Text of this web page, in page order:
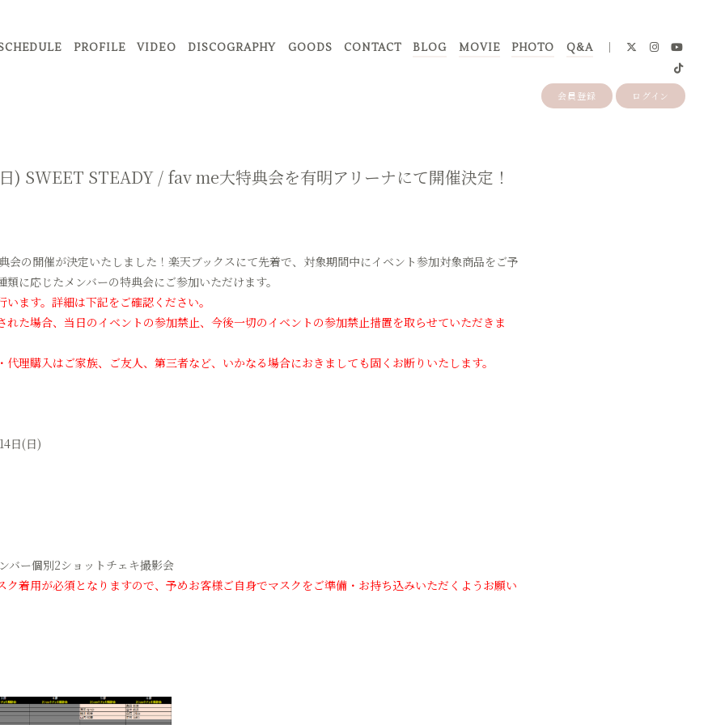
PROFILE VIDEO DISCOGRAPHY GOODS CONTACT BLOG MOVIE PHOTO Q&A
会員登録 ログイン
) SWEET STEADY / fav me大特典会を有明アリーナにて開催決定！
の開催が決定いたしました！楽天ブックスにて先着で、対象期間中にイベント参加対象商品をご予
に応じたメンバーの特典会にご参加いただけます。
ます。詳細は下記をご確認ください。
た場合、当日のイベントの参加禁止、今後一切のイベントの参加禁止措置を取らせていただきま
理購入はご家族、ご友人、第三者など、いかなる場合におきましても固くお断りいたします。
日(日)
ー個別2ショットチェキ撮影会
着用が必須となりますので、予めお客様ご自身でマスクをご準備・お持ち込みいただくようお願い